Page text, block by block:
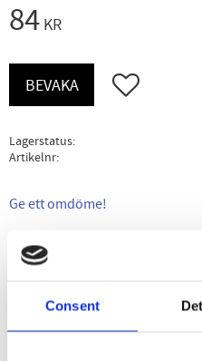
Consent
84 KR
Lägg till i
BEVAKA
Lagerstatus
Artikelnr
Ge ett omdöme!
Beskrivning
Mustigt och lätt rökigt
syrlighet av lime. Använd i